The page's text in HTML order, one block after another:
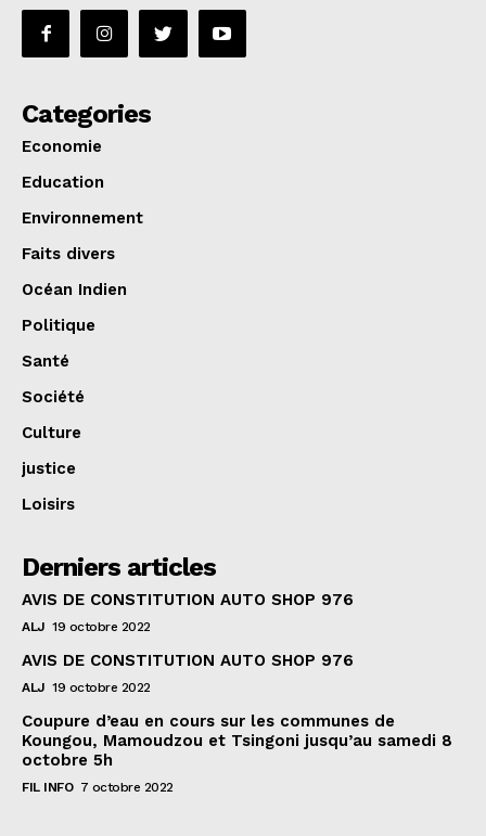
Categories
Economie
Education
Environnement
Faits divers
Océan Indien
Politique
Santé
Société
Culture
justice
Loisirs
Derniers articles
AVIS DE CONSTITUTION AUTO SHOP 976
ALJ 19 octobre 2022
AVIS DE CONSTITUTION AUTO SHOP 976
ALJ 19 octobre 2022
Coupure d’eau en cours sur les communes de
Koungou, Mamoudzou et Tsingoni jusqu’au samedi 8
octobre 5h
FIL INFO 7 octobre 2022